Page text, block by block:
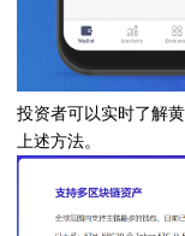
投资者可以实时了解
上述方法。